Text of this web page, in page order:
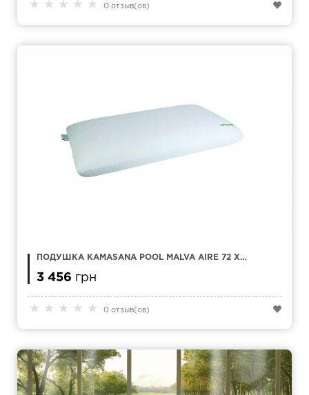
★ ★ ★ ★ ★ 0 отзыв(ов)
★ ★ ★ ★ ★ 0 отзыв(ов)
ПОДУШКА KAMASANA POOL MALVA AIRE 72 Х
3 456 грн